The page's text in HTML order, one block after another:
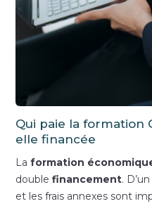
Qui paie la formation
elle financée
Laformation
doublefinancement.
et les frais annexes sont